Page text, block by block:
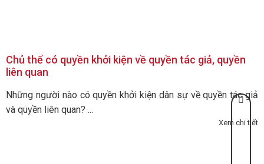
Chủ thể có quyền khởi kiện về quyền tác giả, quyền
liên quan
Những người nào có quyền khởi kiện dân sự về quyền tác giả
và quyền liên quan? ...
Xem chi tiết